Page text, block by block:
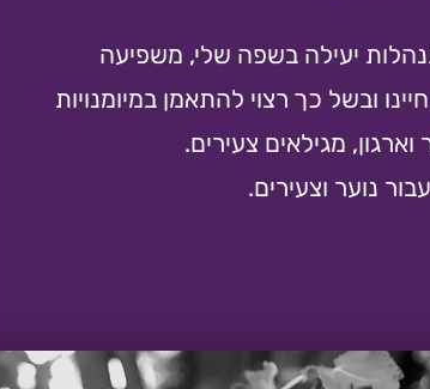
יעילה בשפה שלי, משפיעה
ובשל כך רצוי להתאמן במיומנויות
מגילאים צעירים.
נוער וצעירים.